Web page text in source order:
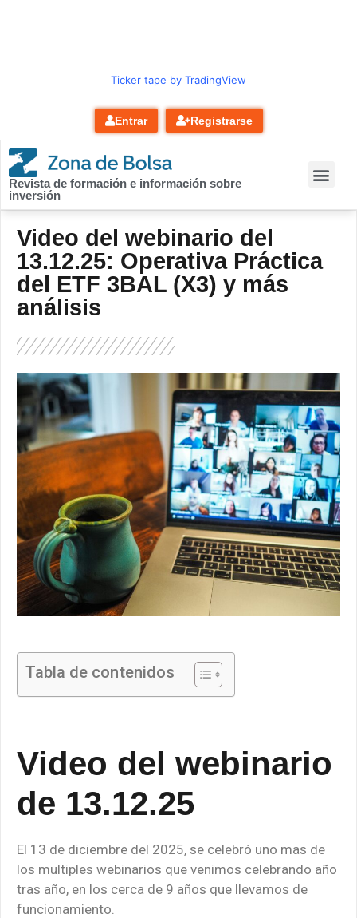
Ticker tape by TradingView
Entrar Registrarse
Revista de formación e información sobre
inversión
Video del webinario del
13.12.25: Operativa Práctica
del ETF 3BAL (X3) y más
análisis
Tabla de contenidos
Video del webinario
de 13.12.25
El 13 de diciembre del 2025, se celebró uno mas de
los multiples webinarios que venimos celebrando año
tras año, en los cerca de 9 años que llevamos de
funcionamiento.